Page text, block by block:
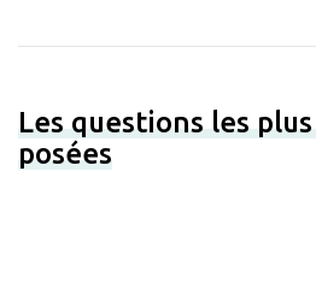
Les questions les
posées